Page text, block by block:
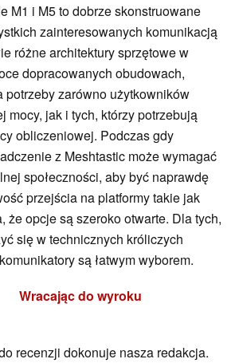
M1 i M5 to dobrze skonstruowane
zainteresowanych komunikacją
różne architektury sprzętowe w
dopracowanych obudowach,
potrzeby zarówno użytkowników
mocy, jak i tych, którzy potrzebują
obliczeniowej. Podczas gdy
z Meshtastic może wymagać
społeczności, aby być naprawdę
przejścia na platformy takie jak
że opcje są szeroko otwarte. Dla tych,
się w technicznych króliczych
są łatwym wyborem.
Wracając do wyroku
recenzji dokonuje nasza redakcja.